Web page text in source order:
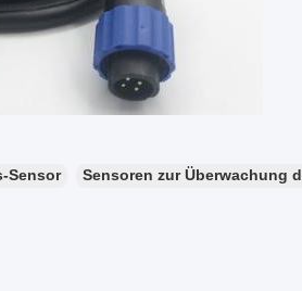
Sensor Sensoren zur Überwachung